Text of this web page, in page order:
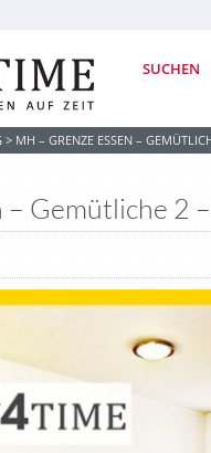
SUCHEN
> MH – GRENZE ESSEN –
– Gemütliche 2